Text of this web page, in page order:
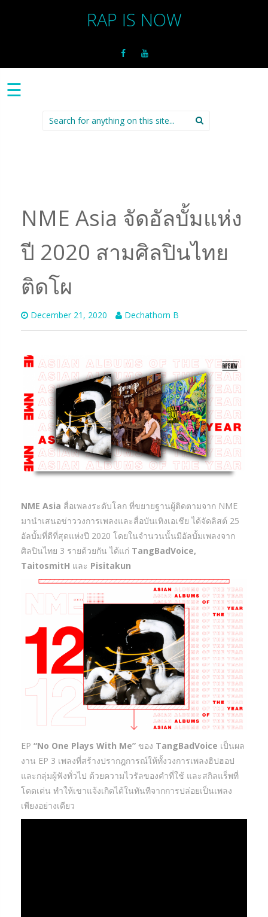
RAP IS NOW
☰
Search
for:
NME Asia จัดอัลบั้มแห่ง
ปี 2020 สามศิลปินไทย
ติดโผ
December 21, 2020 Dechathorn B
NME Asia สื่อเพลงระดับโลก ที่ขยายฐานผู้ติดตามจาก NME
มานำเสนอข่าววงการเพลงและสื่อบันเทิงเอเชีย ได้จัดลิสต์ 25
อัลบั้มที่ดีที่สุดแห่งปี 2020 โดยในจำนวนนั้นมีอัลบั้มเพลงจาก
ศิลปินไทย 3 รายด้วยกัน ได้แก่ TangBadVoice,
TaitosmitH และ Pisitakun
EP “No One Plays With Me” ของ TangBadVoice เป็นผล
งาน EP 3 เพลงที่สร้างปรากฎการณ์ให้ทั้งวงการเพลงฮิปฮอป
และกลุ่มผู้ฟังทั่วไป ด้วยความไวรัลของคำที่ใช้ และสกิลแร็พที่
โดดเด่น ทำให้เขาแจ้งเกิดได้ในทันทีจากการปล่อยเป็นเพลง
เพียงอย่างเดียว